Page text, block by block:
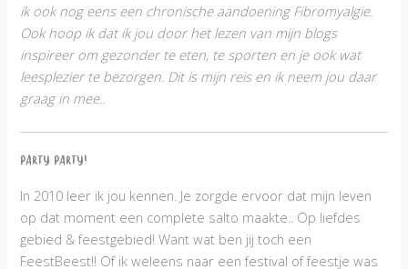
ik ook nog eens een chronische aandoening Fibromyalgie.
Ook hoop ik dat ik jou door het lezen van mijn blogs
inspireer om gezonder te eten, te sporten en je ook wat
leesplezier te bezorgen. Dit is mijn reis en ik neem jou daar
graag in mee..
PARTY PARTY!
In 2010 leer ik jou kennen. Je zorgde ervoor dat mijn leven
op dat moment een complete salto maakte.. Op liefdes
gebied & feestgebied! Want wat ben jij toch een
FeestBeest!! Of ik weleens naar een festival of feestje was